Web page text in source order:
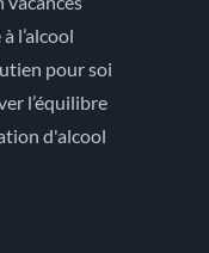
l’alcool
pour soi
l’équilibre
d'alcool